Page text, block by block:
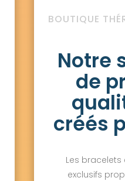
BOUTIQUE
Notre
de
créés
Les
exclusifs